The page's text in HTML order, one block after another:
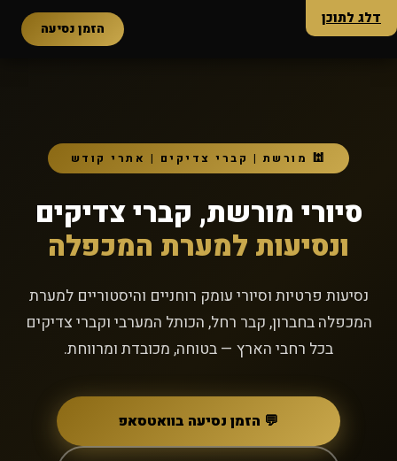
דלג לתוכן
הלל טורס הזמן נסיעה
🕍 מורשת | קברי צדיקים | אתרי קודש
סיורי מורשת, קברי צדיקים
ונסיעות למערת המכפלה
נסיעות פרטיות וסיורי עומק רוחניים והיסטוריים למערת
המכפלה בחברון, קבר רחל, הכותל המערבי וקברי צדיקים
בכל רחבי הארץ — בטוחה, מכובדת ומרווחת.
💬 הזמן נסיעה בוואטסאפ